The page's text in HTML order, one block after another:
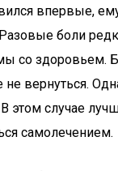
впервые,
боли
со здоровьем.
не вернуться.
этом случае
самолечением.